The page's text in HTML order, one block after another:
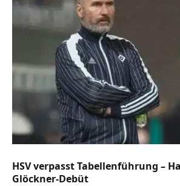
HSV verpasst Tabellenführung –
Glöckner-Debüt